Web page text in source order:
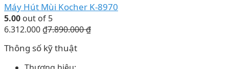
Máy Hút Mùi Kocher K-8970
5.00 out of 5
6.312.000 ₫7.890.000₫
Thông số kỹ thuật